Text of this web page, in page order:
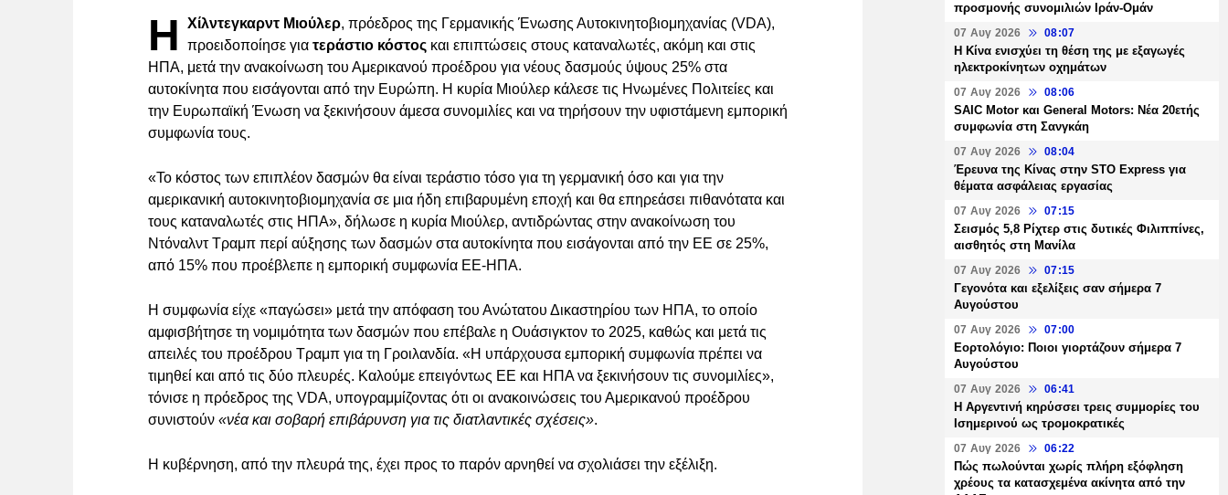
Η Χίλντεγκαρντ Μιούλερ, πρόεδρος της Γερμανικής Ένωσης Αυτοκινητοβιομηχανίας (VDA),
προειδοποίησε για τεράστιο κόστος και επιπτώσεις στους καταναλωτές, ακόμη και στις
ΗΠΑ, μετά την ανακοίνωση του Αμερικανού προέδρου για νέους δασμούς ύψους 25% στα
αυτοκίνητα που εισάγονται από την Ευρώπη. Η κυρία Μιούλερ κάλεσε τις Ηνωμένες Πολιτείες και
την Ευρωπαϊκή Ένωση να ξεκινήσουν άμεσα συνομιλίες και να τηρήσουν την υφιστάμενη εμπορική
συμφωνία τους.
«Το κόστος των επιπλέον δασμών θα είναι τεράστιο τόσο για τη γερμανική όσο και για την
αμερικανική αυτοκινητοβιομηχανία σε μια ήδη επιβαρυμένη εποχή και θα επηρεάσει πιθανότατα και
τους καταναλωτές στις ΗΠΑ», δήλωσε η κυρία Μιούλερ, αντιδρώντας στην ανακοίνωση του
Ντόναλντ Τραμπ περί αύξησης των δασμών στα αυτοκίνητα που εισάγονται από την ΕΕ σε 25%,
από 15% που προέβλεπε η εμπορική συμφωνία ΕΕ-ΗΠΑ.
Η συμφωνία είχε «παγώσει» μετά την απόφαση του Ανώτατου Δικαστηρίου των ΗΠΑ, το οποίο
αμφισβήτησε τη νομιμότητα των δασμών που επέβαλε η Ουάσιγκτον το 2025, καθώς και μετά τις
απειλές του προέδρου Τραμπ για τη Γροιλανδία. «Η υπάρχουσα εμπορική συμφωνία πρέπει να
τιμηθεί και από τις δύο πλευρές. Καλούμε επειγόντως ΕΕ και ΗΠΑ να ξεκινήσουν τις συνομιλίες»,
τόνισε η πρόεδρος της VDA, υπογραμμίζοντας ότι οι ανακοινώσεις του Αμερικανού προέδρου
συνιστούν «νέα και σοβαρή επιβάρυνση για τις διατλαντικές σχέσεις».
Η κυβέρνηση, από την πλευρά της, έχει προς το παρόν αρνηθεί να σχολιάσει την εξέλιξη.
προσμονής συνομιλιών Ιράν-Ομάν
07 Αυγ 2026 08:07
Η Κίνα ενισχύει τη θέση της με εξαγωγές
ηλεκτροκίνητων οχημάτων
07 Αυγ 2026 08:06
SAIC Motor και General Motors: Νέα 20ετής
συμφωνία στη Σανγκάη
07 Αυγ 2026 08:04
Έρευνα της Κίνας στην STO Express για
θέματα ασφάλειας εργασίας
07 Αυγ 2026 07:15
Σεισμός 5,8 Ρίχτερ στις δυτικές Φιλιππίνες,
αισθητός στη Μανίλα
07 Αυγ 2026 07:15
Γεγονότα και εξελίξεις σαν σήμερα 7
Αυγούστου
07 Αυγ 2026 07:00
Εορτολόγιο: Ποιοι γιορτάζουν σήμερα 7
Αυγούστου
07 Αυγ 2026 06:41
Η Αργεντινή κηρύσσει τρεις συμμορίες του
Ισημερινού ως τρομοκρατικές
07 Αυγ 2026 06:22
Πώς πωλούνται χωρίς πλήρη εξόφληση
χρέους τα κατασχεμένα ακίνητα από την